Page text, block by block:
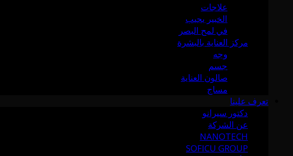
علاجات
الخبير يجيب
في لمح البصر
مركز العناية بالبشرة
وجه
جسم
صالون العناية
مساج
تعرف علينا
دكتور سيرانو
عن الشركة
NANOTECH
SOFICU GROUP